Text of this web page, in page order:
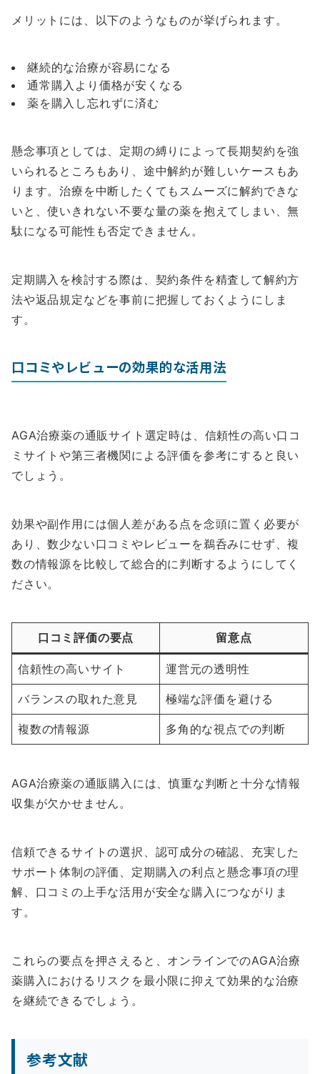
メリットには、以下のようなものが挙げられます。
継続的な治療が容易になる
通常購入より価格が安くなる
薬を購入し忘れずに済む
懸念事項としては、定期の縛りによって長期契約を強
いられるところもあり、途中解約が難しいケースもあ
ります。治療を中断したくてもスムーズに解約できな
いと、使いきれない不要な量の薬を抱えてしまい、無
駄になる可能性も否定できません。
定期購入を検討する際は、契約条件を精査して解約方
法や返品規定などを事前に把握しておくようにしま
す。
口コミやレビューの効果的な活用法
AGA治療薬の通販サイト選定時は、信頼性の高い口コ
ミサイトや第三者機関による評価を参考にすると良い
でしょう。
効果や副作用には個人差がある点を念頭に置く必要が
あり、数少ない口コミやレビューを鵜呑みにせず、複
数の情報源を比較して総合的に判断するようにしてく
ださい。
口コミ評価の要点 留意点
信頼性の高いサイト 運営元の透明性
バランスの取れた意見 極端な評価を避ける
複数の情報源 多角的な視点での判断
AGA治療薬の通販購入には、慎重な判断と十分な情報
収集が欠かせません。
信頼できるサイトの選択、認可成分の確認、充実した
サポート体制の評価、定期購入の利点と懸念事項の理
解、口コミの上手な活用が安全な購入につながりま
す。
これらの要点を押さえると、オンラインでのAGA治療
薬購入におけるリスクを最小限に抑えて効果的な治療
を継続できるでしょう。
参考文献